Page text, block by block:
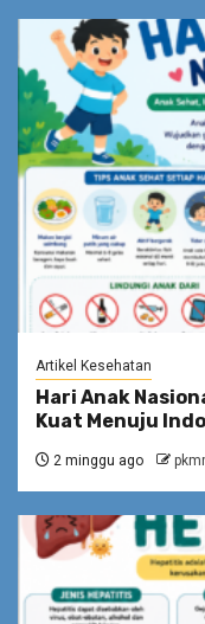
Artikel Kesehatan
Hari Anak
Kuat Menuju
2 minggu ago